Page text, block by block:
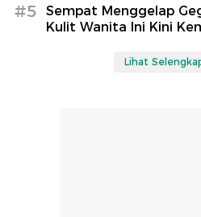
#5
Sempat Menggelap
Kulit Wanita Ini Kini
Lihat